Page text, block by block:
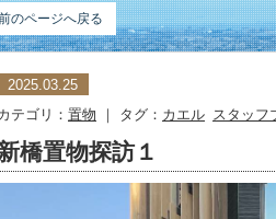
のページへ戻る
2025.03.25
テゴリ： 置物 ｜ タグ： カエル スタッフ
橋置物探訪１